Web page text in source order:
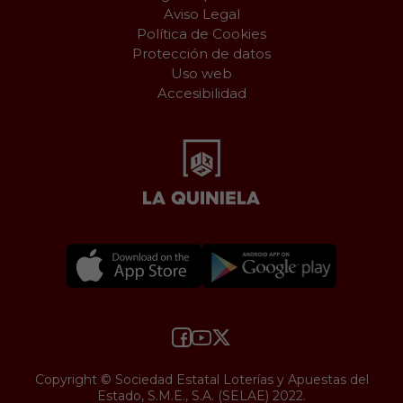
Aviso Legal
Política de Cookies
Protección de datos
Uso web
Accesibilidad
Copyright © Sociedad Estatal Loterías y Apuestas del
Estado, S.M.E., S.A. (SELAE) 2022.